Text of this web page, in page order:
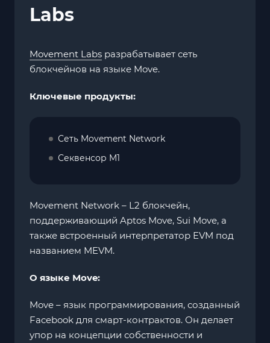
Labs
Movement Labs разрабатывает сеть
блокчейнов на языке Move.
Ключевые продукты:
Сеть Movement Network
Секвенсор M1
Movement Network – L2 блокчейн,
поддерживающий Aptos Move, Sui Move, а
также встроенный интерпретатор EVM под
названием MEVM.
О языке Move:
Move – язык программирования, созданный
Facebook для смарт-контрактов. Он делает
упор на концепции собственности и